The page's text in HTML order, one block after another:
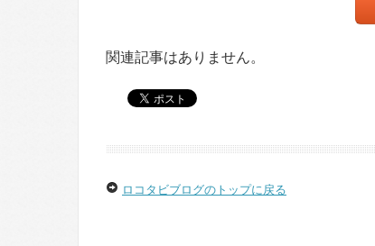
関連記事はありません。
ロコタビブログのトップに戻る